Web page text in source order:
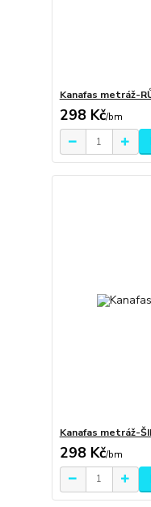
Kanafas metráž-
298 Kč/bm
Kanafas metráž-
298 Kč/bm